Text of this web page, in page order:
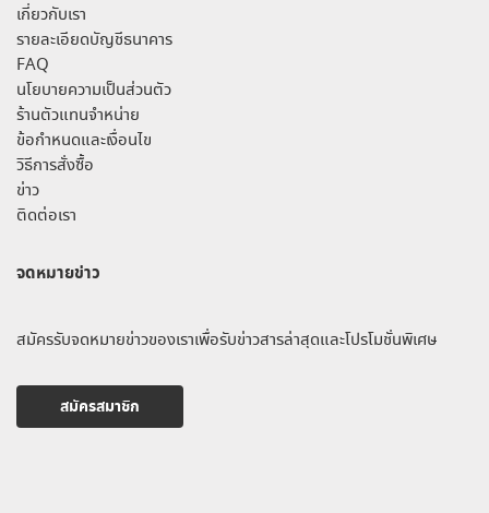
เกี่ยวกับเรา
รายละเอียดบัญชีธนาคาร
FAQ
นโยบายความเป็นส่วนตัว
ร้านตัวแทนจำหน่าย
ข้อกำหนดและเงื่อนไข
วิธีการสั่งซื้อ
ข่าว
ติดต่อเรา
จดหมายข่าว
สมัครรับจดหมายข่าวของเราเพื่อรับข่าวสารล่าสุดและโปรโมชั่นพิเศษ
สมัครสมาชิก